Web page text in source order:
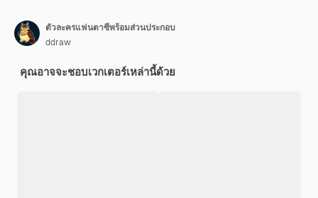
ตัวละครแฟนตาซีพร้อมส่วนประกอบ
ddraw
คุณอาจจะชอบเวกเตอร์เหล่านี้ด้วย